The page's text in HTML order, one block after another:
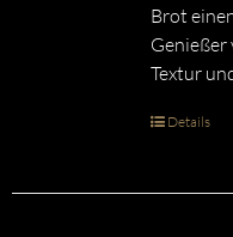
Brot
Genießer
Textur
Details